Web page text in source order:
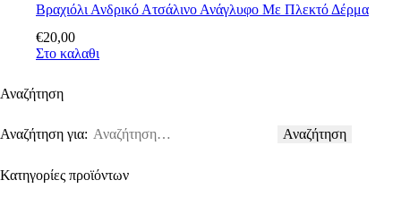
Βραχιόλι Ανδρικό Ατσάλινο Ανάγλυφο Με Πλεκτό Δέρμα
€20,00
Στο καλαθι
Αναζήτηση
Αναζήτηση για:
Κατηγορίες προϊόντων